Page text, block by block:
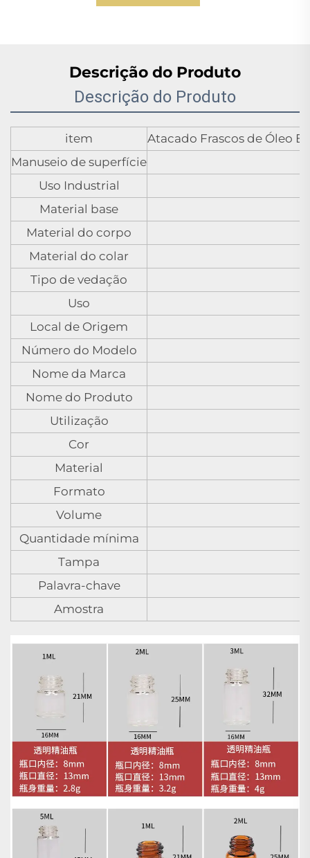
Descrição do Produto
Descrição do Produto
item
Atacado Frascos de Óleo
Manuseio de superfície
Uso Industrial
Material base
Material do corpo
Material do colar
Tipo de vedação
Uso
Local de Origem
Número do Modelo
Nome da Marca
Nome do Produto
Utilização
Cor
Material
Formato
Volume
Quantidade mínima
Tampa
Palavra-chave
Amostra